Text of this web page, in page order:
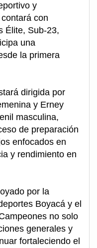
y
con
Élite, Sub-23,
una
la primera
dirigida por
y Erney
masculina,
de preparación
enfocados en
y rendimiento en
por la
Boyacá y el
no solo
generales y
fortaleciendo el